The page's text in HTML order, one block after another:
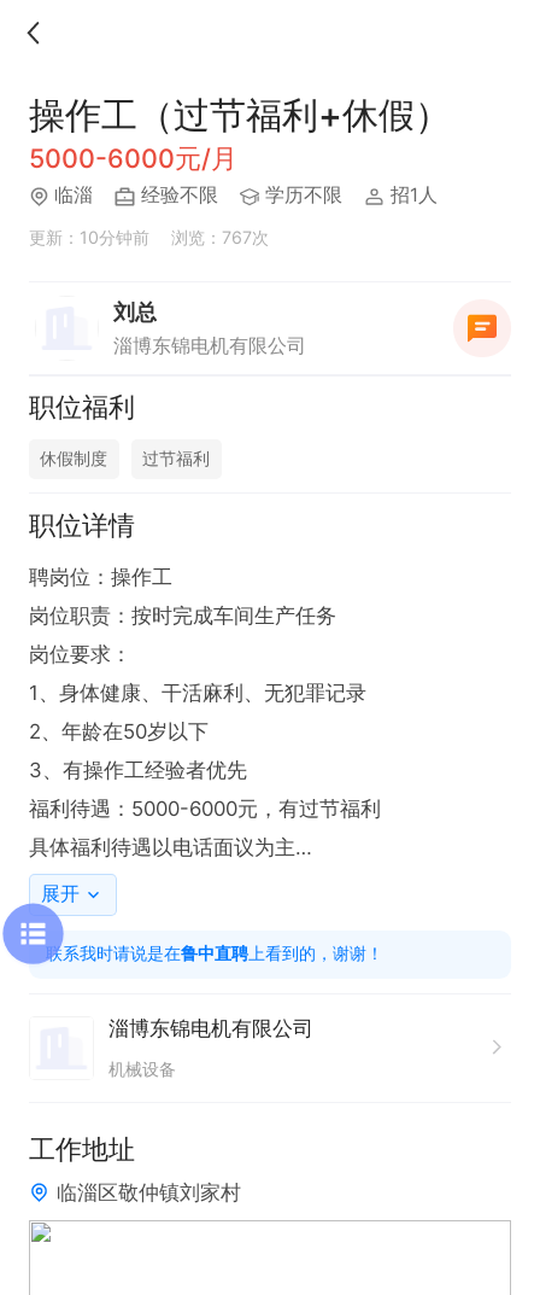
操作工（过节福利+休假）
5000-6000元/月
临淄 经验不限 学历不限 招1人
更新：10分钟前 浏览：767次
刘总
淄博东锦电机有限公司
职位福利
休假制度 过节福利
职位详情
聘岗位：操作工
岗位职责：按时完成车间生产任务
岗位要求：
1、身体健康、干活麻利、无犯罪记录
2、年龄在50岁以下
3、有操作工经验者优先
福利待遇：5000-6000元，有过节福利
具体福利待遇以电话面议为主
联系时请告知是从鲁中直聘平台看到的招聘信息
展开
联系我时请说是在鲁中直聘上看到的，谢谢！
淄博东锦电机有限公司
机械设备
工作地址
临淄区敬仲镇刘家村